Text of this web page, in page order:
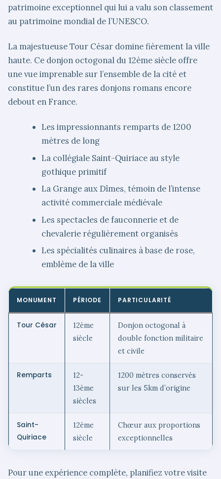
patrimoine exceptionnel qui lui a valu son classement
au patrimoine mondial de l’UNESCO.
La majestueuse Tour César domine fièrement la ville
haute. Ce donjon octogonal du 12ème siècle offre
une vue imprenable sur l’ensemble de la cité et
constitue l’un des rares donjons romans encore
debout en France.
Les impressionnants remparts de 1200
mètres de long
La collégiale Saint-Quiriace au style
gothique primitif
La Grange aux Dîmes, témoin de l’intense
activité commerciale médiévale
Les spectacles de fauconnerie et de
chevalerie régulièrement organisés
Les spécialités culinaires à base de rose,
emblème de la ville
MONUMENT PÉRIODE PARTICULARITÉ
Tour César
12ème
siècle
Donjon octogonal à
double fonction militaire
et civile
Remparts
12-
13ème
siècles
1200 mètres conservés
sur les 5km d’origine
Saint-
Quiriace
12ème
siècle
Chœur aux proportions
exceptionnelles
Pour une expérience complète, planifiez votre visite